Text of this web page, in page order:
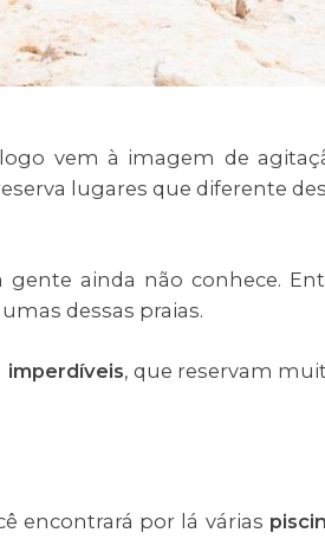
vem à imagem de
lugares que diferente
ainda não conhece.
dessas praias.
imperdíveis, que reservam
encontrará por lá várias